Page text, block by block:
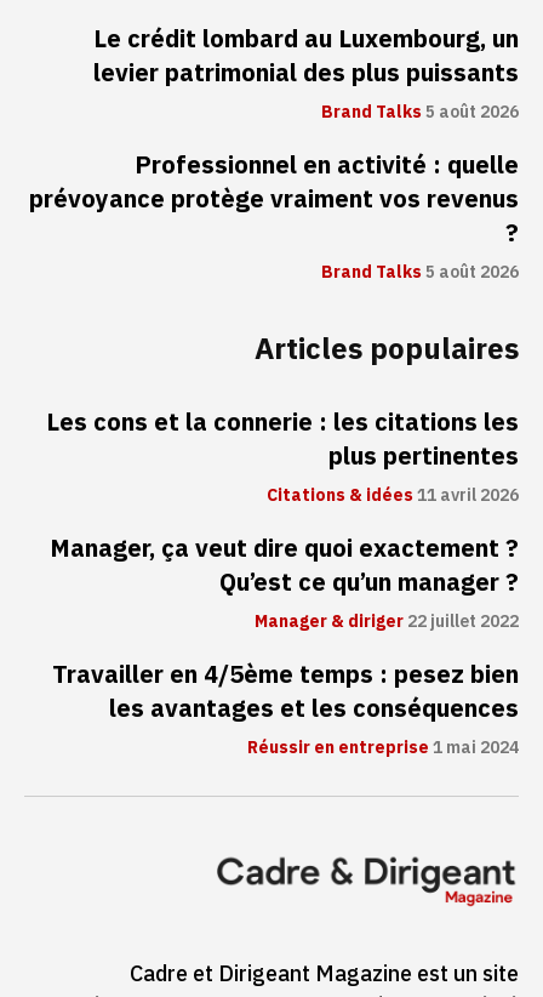
Le crédit lombard au Luxembourg, un
levier patrimonial des plus puissants
Brand Talks5 août 2026
Professionnel en activité : quelle
prévoyance protège vraiment vos revenus
?
Brand Talks5 août 2026
Articles populaires
Les cons et la connerie : les citations les
plus pertinentes
Citations & idées11 avril 2026
Manager, ça veut dire quoi exactement ?
Qu’est ce qu’un manager ?
Manager & diriger22 juillet 2022
Travailler en 4/5ème temps : pesez bien
les avantages et les conséquences
Réussir en entreprise1 mai 2024
Cadre et Dirigeant Magazine est un site